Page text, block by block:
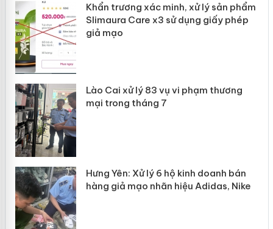
Khẩn trương xác minh, xử lý sản phẩm
Slimaura Care x3 sử dụng giấy phép
giả mạo
Lào Cai xử lý 83 vụ vi phạm thương
mại trong tháng 7
Hưng Yên: Xử lý 6 hộ kinh doanh bán
hàng giả mạo nhãn hiệu Adidas, Nike